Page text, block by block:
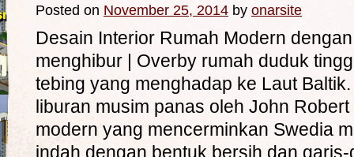
Posted on November 25, 2014 by onarsite
Desain Interior Rumah Modern
menghibur | Overby rumah duduk
tebing yang menghadap ke Laut
liburan musim panas oleh John
modern yang mencerminkan Swedia
indah dengan bentuk bersih dan